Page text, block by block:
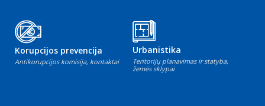
Korupcijos prevencija
Antikorupcijos komisija, kontaktai
Urbanistika
Teritorijų planavimas ir statyba,
žemės sklypai